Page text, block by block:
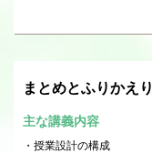
まとめとふりかえり
主な講義内容
授業設計の構成